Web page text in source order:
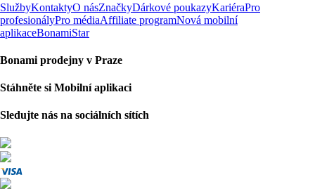
SlužbyKontaktyO násZnačkyDárkové poukazyKariéraPro
profesionályPro médiaAffiliate programNová mobilní
aplikaceBonamiStar
Bonami prodejny v Praze
Stáhněte si Mobilní aplikaci
Sledujte nás na sociálních sítích